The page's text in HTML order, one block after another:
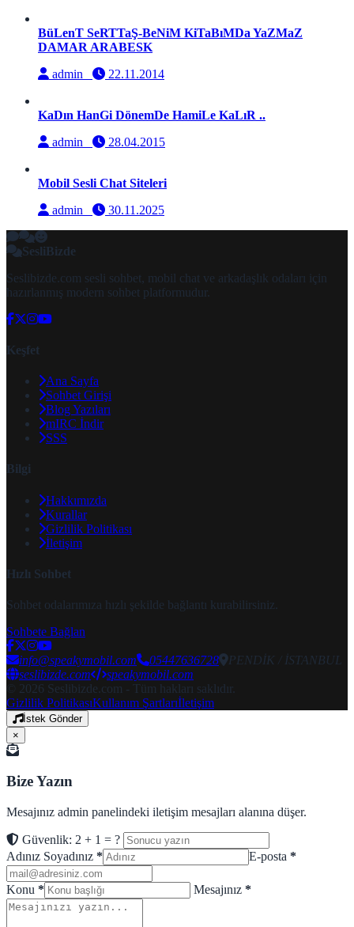
BüLenT SeRTTaŞ-BeNiM KiTaBıMDa YaZMaZ
DAMAR ARABESK
admin
22.11.2014
KaDın HanGi DönemDe HamiLe KaLıR ..
admin
28.04.2015
Mobil Sesli Chat Siteleri
admin
30.11.2025
SesliBizde
Seslibizde.com sesli sohbet, mobil chat ve arkadaşlık odaları için
hazırlanmış modern sohbet platformudur.
Keşfet
Ana Sayfa
Sohbet Girişi
Blog Yazıları
mIRC İndir
SSS
Bilgi
Hakkımızda
Kurallar
Gizlilik Politikası
İletişim
Hızlı Sohbet
Sohbet odalarımıza hızlı şekilde bağlantı kurabilirsiniz.
Sohbete Bağlan
info@speakymobil.com 05447636728
PENDİK / İSTANBUL
seslibizde.com
speakymobil.com
© 2026 Seslibizde.com - Tüm hakları saklıdır.
Gizlilik PolitikasıKullanım Şartlarıİletişim
İstek Gönder
×
Bize Yazın
Mesajınız admin panelindeki iletişim mesajları alanına düşer.
Güvenlik: 2 + 1 = ?
Adınız Soyadınız * E-posta *
Konu * Mesajınız *